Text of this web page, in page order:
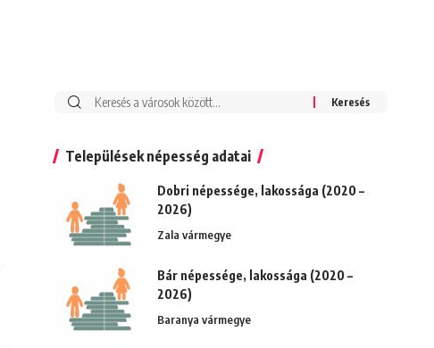
Keresés:
Települések népesség adatai
Dobri népessége, lakossága (2020 –
2026)
Zala vármegye
Bár népessége, lakossága (2020 –
2026)
Baranya vármegye